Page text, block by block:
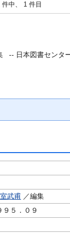
件中、 1 件目
-- 日本図書センタ
武甫 ／編集
９５．０９